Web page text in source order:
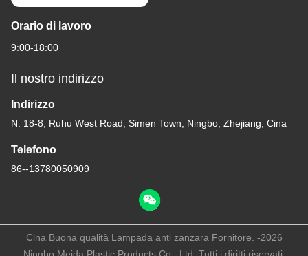
Orario di lavoro
9:00-18:00
Il nostro indirizzo
Indirizzo
N. 18-8, Ruhu West Road, Simen Town, Ningbo, Zhejiang, Cina
Telefono
86--13780050909
Cina Buona qualità Lampada anti zanzara Fornitore. -2026